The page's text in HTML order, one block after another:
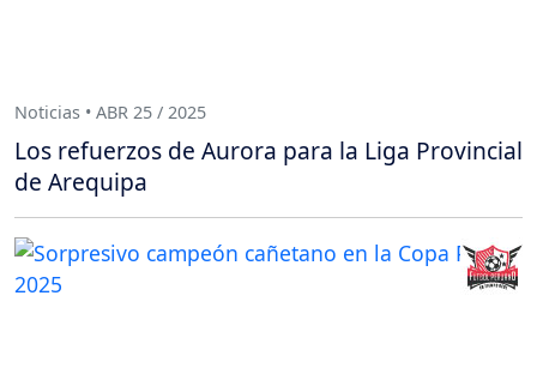
Noticias • ABR 25 / 2025
Los refuerzos de Aurora para la Liga Provincial
de Arequipa